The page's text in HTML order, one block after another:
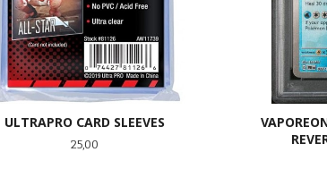
ULTRAPRO CARD SLEEVES
Pris
25,00